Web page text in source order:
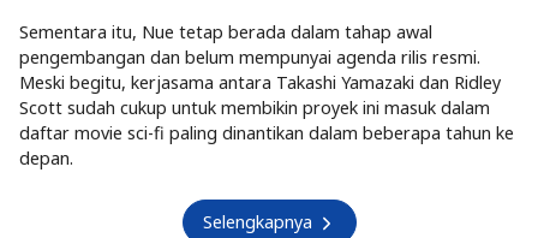
Sementara itu, Nue tetap berada dalam tahap awal
pengembangan dan belum mempunyai agenda rilis resmi.
Meski begitu, kerjasama antara Takashi Yamazaki dan Ridley
Scott sudah cukup untuk membikin proyek ini masuk dalam
daftar movie sci-fi paling dinantikan dalam beberapa tahun ke
depan.
Selengkapnya